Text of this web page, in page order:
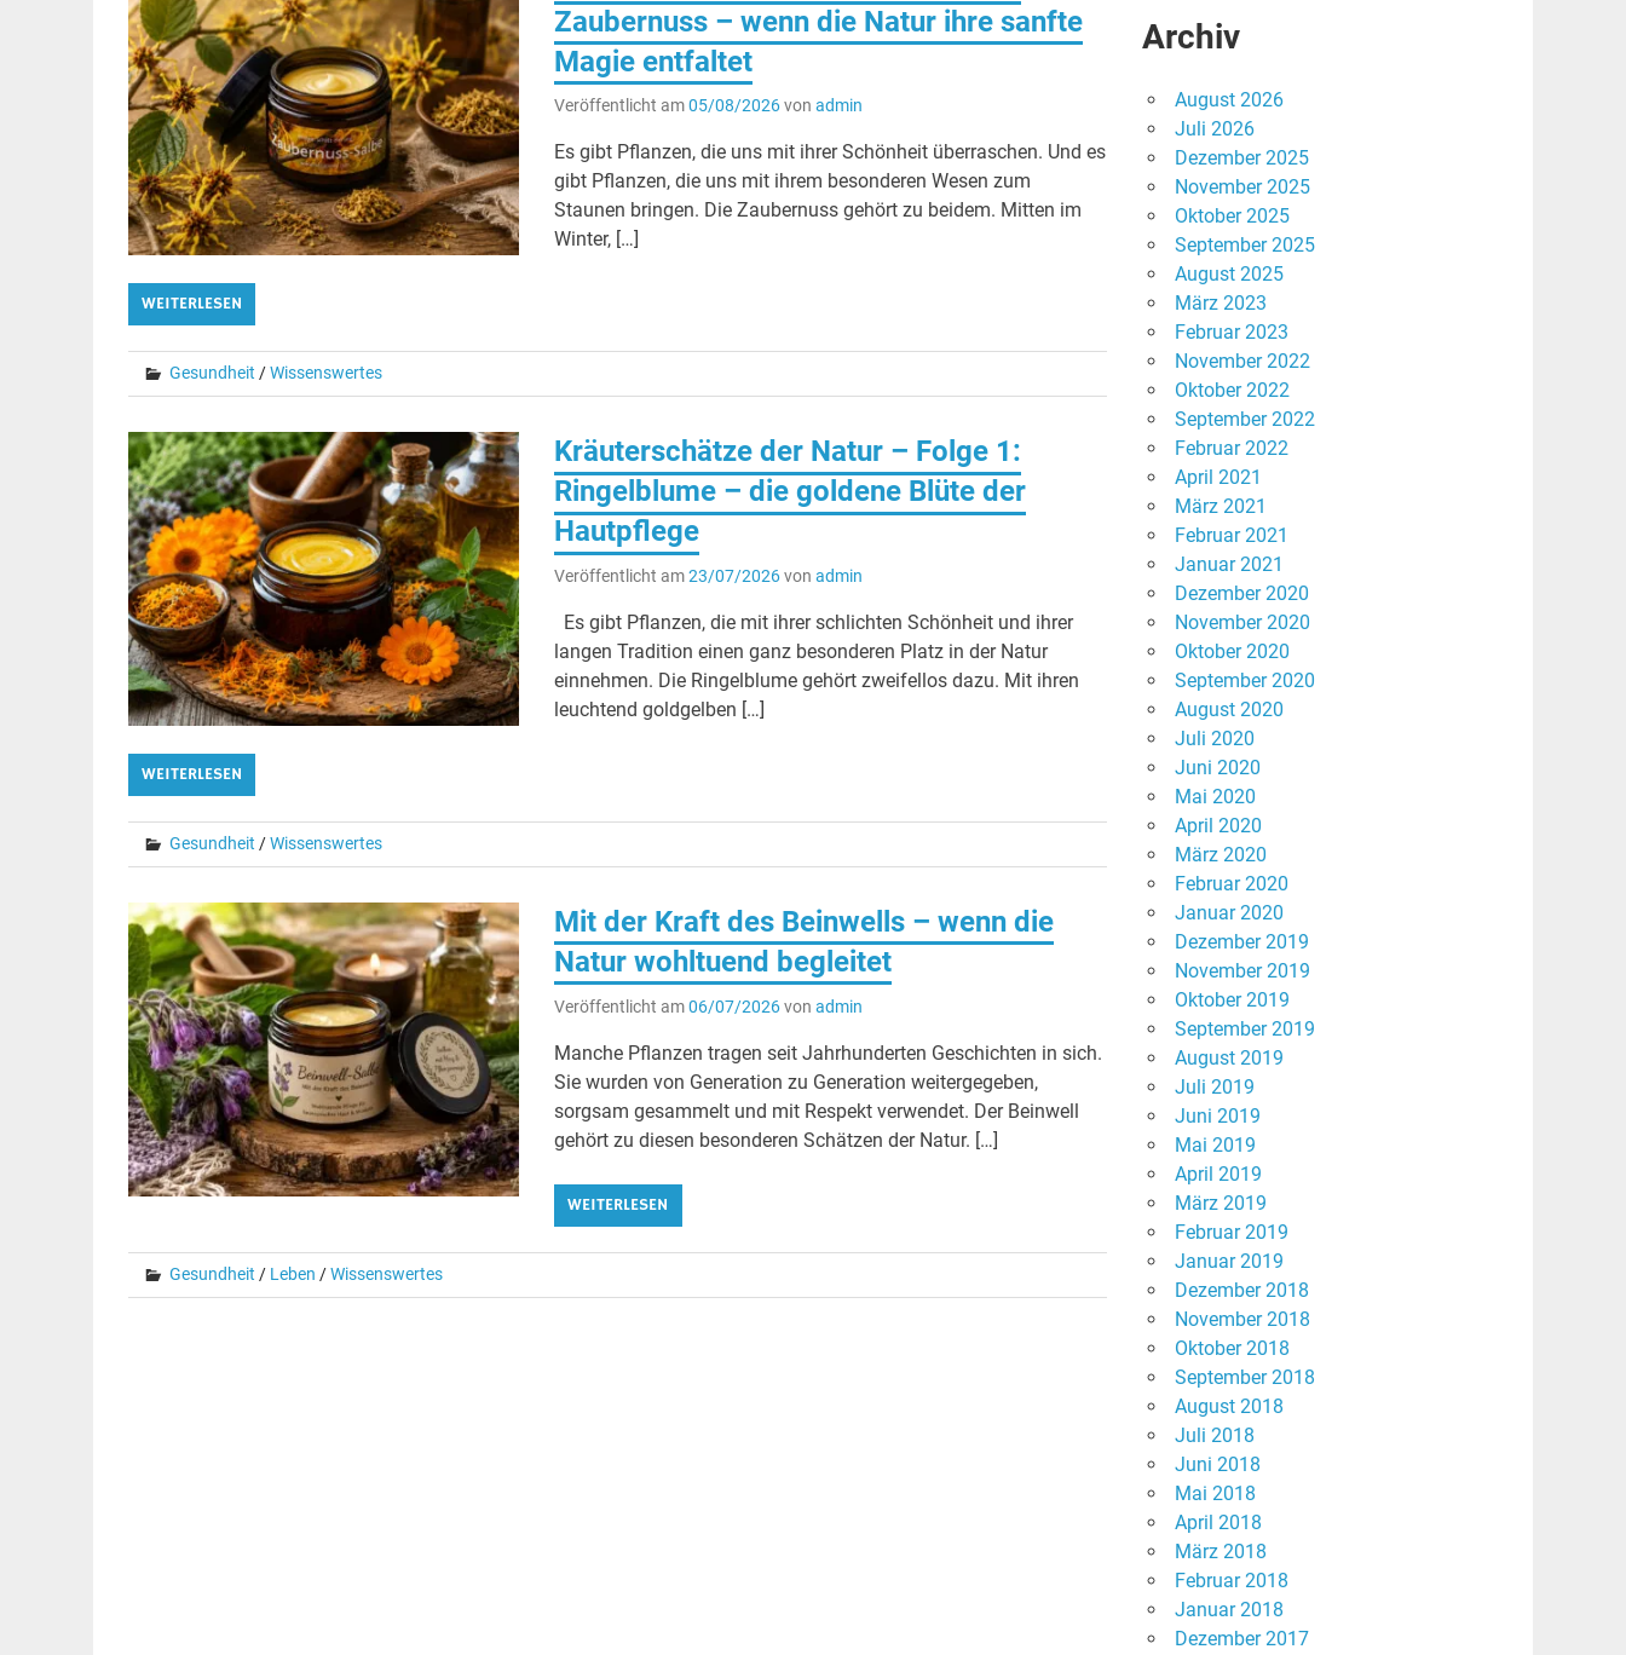
Zaubernuss – wenn die Natur ihre sanfte
Magie entfaltet
Veröffentlicht am05/08/2026vonadmin
Es gibt Pflanzen, die uns mit ihrer Schönheit überraschen. Und es
gibt Pflanzen, die uns mit ihrem besonderen Wesen zum
Staunen bringen. Die Zaubernuss gehört zu beidem. Mitten im
Winter, […]
WEITERLESEN
Gesundheit /Wissenswertes
Kräuterschätze der Natur – Folge 1:
Ringelblume – die goldene Blüte der
Hautpflege
Veröffentlicht am23/07/2026vonadmin
Es gibt Pflanzen, die mit ihrer schlichten Schönheit und ihrer
langen Tradition einen ganz besonderen Platz in der Natur
einnehmen. Die Ringelblume gehört zweifellos dazu. Mit ihren
leuchtend goldgelben […]
WEITERLESEN
Gesundheit /Wissenswertes
Mit der Kraft des Beinwells – wenn die
Natur wohltuend begleitet
Veröffentlicht am06/07/2026vonadmin
Manche Pflanzen tragen seit Jahrhunderten Geschichten in sich.
Sie wurden von Generation zu Generation weitergegeben,
sorgsam gesammelt und mit Respekt verwendet. Der Beinwell
gehört zu diesen besonderen Schätzen der Natur. […]
WEITERLESEN
Gesundheit / Leben /Wissenswertes
Archiv
August 2026
Juli 2026
Dezember 2025
November 2025
Oktober 2025
September 2025
August 2025
März 2023
Februar 2023
November 2022
Oktober 2022
September 2022
Februar 2022
April 2021
März 2021
Februar 2021
Januar 2021
Dezember 2020
November 2020
Oktober 2020
September 2020
August 2020
Juli 2020
Juni 2020
Mai 2020
April 2020
März 2020
Februar 2020
Januar 2020
Dezember 2019
November 2019
Oktober 2019
September 2019
August 2019
Juli 2019
Juni 2019
Mai 2019
April 2019
März 2019
Februar 2019
Januar 2019
Dezember 2018
November 2018
Oktober 2018
September 2018
August 2018
Juli 2018
Juni 2018
Mai 2018
April 2018
März 2018
Februar 2018
Januar 2018
Dezember 2017